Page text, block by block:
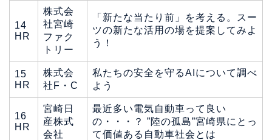
14
HR
株式会
社宮崎
ファク
トリー
「新たな当たり前」を考える。スー
ツの新たな活用の場を提案してみよ
う！
15
HR
株式会
社F・C
私たちの安全を守るAIについて調べ
よう
16
HR
宮崎日
産株式
会社
最近多い電気自動車って良い
の・・・？ ”陸の孤島”宮崎県にとっ
て価値ある自動車社会とは